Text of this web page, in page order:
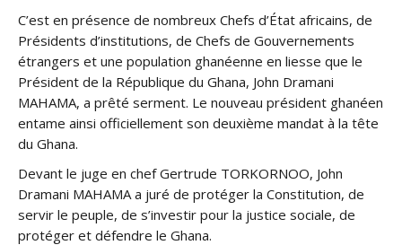
C’est en présence de nombreux Chefs d’État africains, de
Présidents d’institutions, de Chefs de Gouvernements
étrangers et une population ghanéenne en liesse que le
Président de la République du Ghana, John Dramani
MAHAMA, a prêté serment. Le nouveau président ghanéen
entame ainsi officiellement son deuxième mandat à la tête
du Ghana.
Devant le juge en chef Gertrude TORKORNOO, John
Dramani MAHAMA a juré de protéger la Constitution, de
servir le peuple, de s’investir pour la justice sociale, de
protéger et défendre le Ghana.